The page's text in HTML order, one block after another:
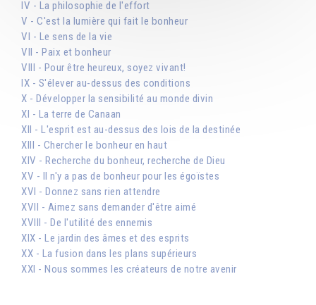
IV - La philosophie de l'effort
V - C'est la lumière qui fait le bonheur
VI - Le sens de la vie
VII - Paix et bonheur
VIII - Pour être heureux, soyez vivant!
IX - S'élever au-dessus des conditions
X - Développer la sensibilité au monde divin
XI - La terre de Canaan
XII - L'esprit est au-dessus des lois de la destinée
XIII - Chercher le bonheur en haut
XIV - Recherche du bonheur, recherche de Dieu
XV - Il n'y a pas de bonheur pour les égoïstes
XVI - Donnez sans rien attendre
XVII - Aimez sans demander d'être aimé
XVIII - De l'utilité des ennemis
XIX - Le jardin des âmes et des esprits
XX - La fusion dans les plans supérieurs
XXI - Nous sommes les créateurs de notre avenir